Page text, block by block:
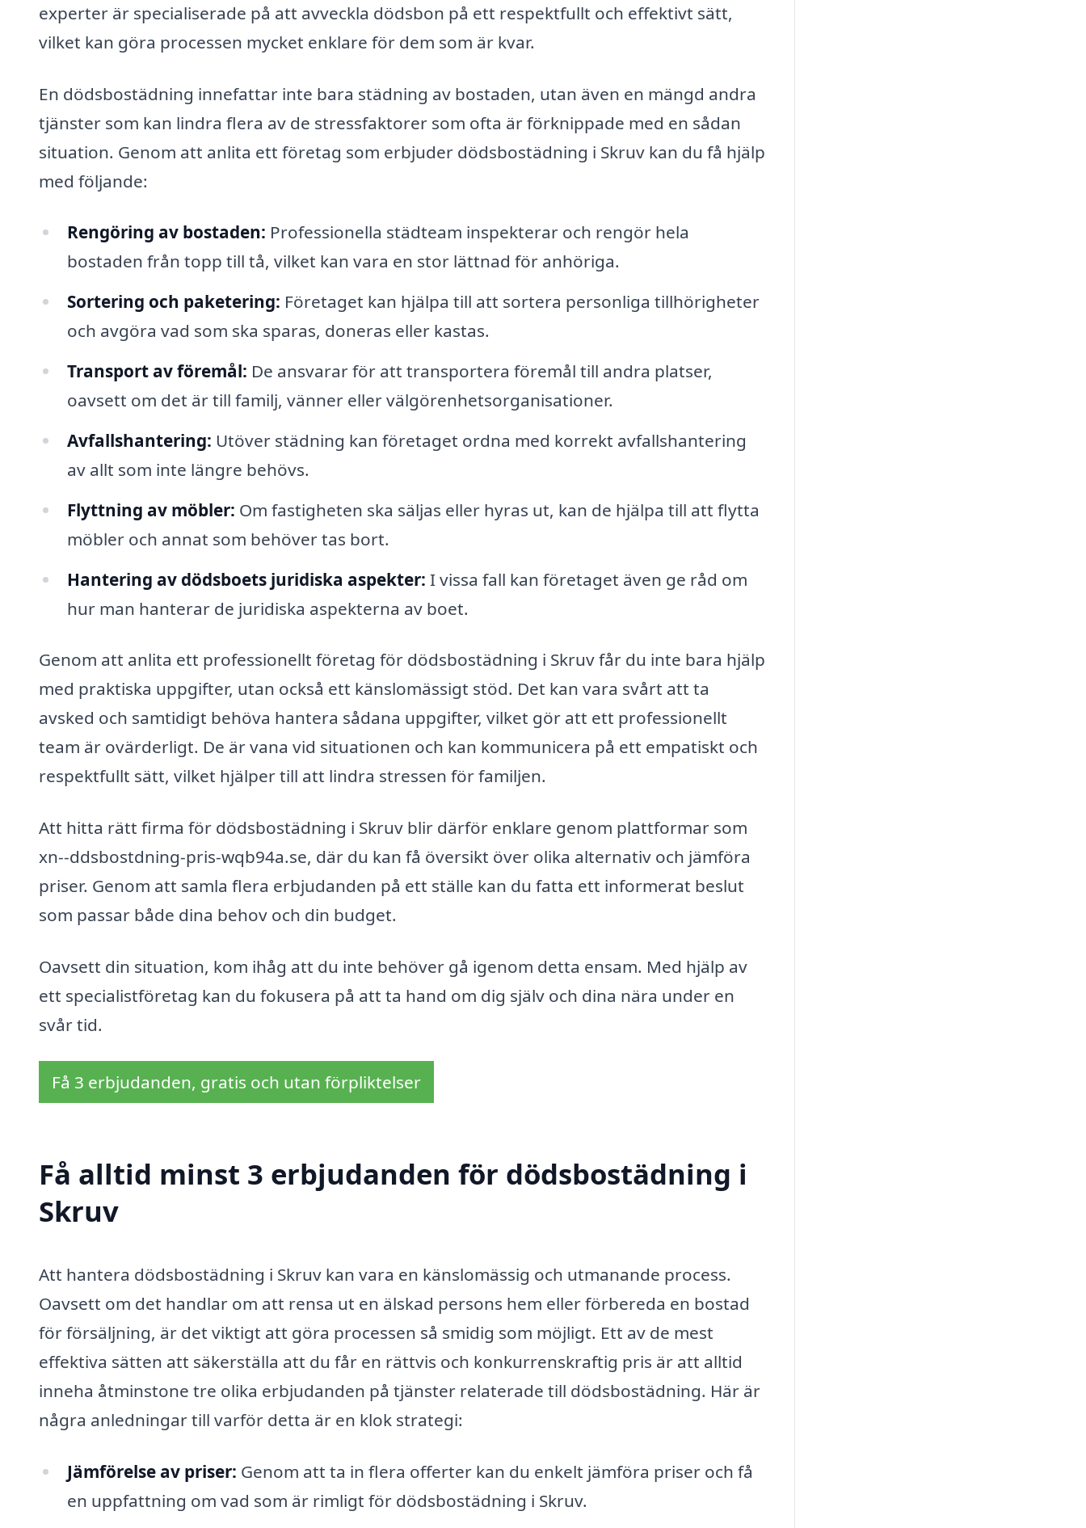
experter är specialiserade på att avveckla dödsbon på ett respektfullt och effektivt sätt,
vilket kan göra processen mycket enklare för dem som är kvar.
En dödsbostädning innefattar inte bara städning av bostaden, utan även en mängd andra
tjänster som kan lindra flera av de stressfaktorer som ofta är förknippade med en sådan
situation. Genom att anlita ett företag som erbjuder dödsbostädning i Skruv kan du få hjälp
med följande:
Rengöring av bostaden: Professionella städteam inspekterar och rengör hela
bostaden från topp till tå, vilket kan vara en stor lättnad för anhöriga.
Sortering och paketering: Företaget kan hjälpa till att sortera personliga tillhörigheter
och avgöra vad som ska sparas, doneras eller kastas.
Transport av föremål: De ansvarar för att transportera föremål till andra platser,
oavsett om det är till familj, vänner eller välgörenhetsorganisationer.
Avfallshantering: Utöver städning kan företaget ordna med korrekt avfallshantering
av allt som inte längre behövs.
Flyttning av möbler: Om fastigheten ska säljas eller hyras ut, kan de hjälpa till att flytta
möbler och annat som behöver tas bort.
Hantering av dödsboets juridiska aspekter: I vissa fall kan företaget även ge råd om
hur man hanterar de juridiska aspekterna av boet.
Genom att anlita ett professionellt företag för dödsbostädning i Skruv får du inte bara hjälp
med praktiska uppgifter, utan också ett känslomässigt stöd. Det kan vara svårt att ta
avsked och samtidigt behöva hantera sådana uppgifter, vilket gör att ett professionellt
team är ovärderligt. De är vana vid situationen och kan kommunicera på ett empatiskt och
respektfullt sätt, vilket hjälper till att lindra stressen för familjen.
Att hitta rätt firma för dödsbostädning i Skruv blir därför enklare genom plattformar som
xn--ddsbostdning-pris-wqb94a.se, där du kan få översikt över olika alternativ och jämföra
priser. Genom att samla flera erbjudanden på ett ställe kan du fatta ett informerat beslut
som passar både dina behov och din budget.
Oavsett din situation, kom ihåg att du inte behöver gå igenom detta ensam. Med hjälp av
ett specialistföretag kan du fokusera på att ta hand om dig själv och dina nära under en
svår tid.
Få 3 erbjudanden, gratis och utan förpliktelser
Få alltid minst 3 erbjudanden för dödsbostädning i
Skruv
Att hantera dödsbostädning i Skruv kan vara en känslomässig och utmanande process.
Oavsett om det handlar om att rensa ut en älskad persons hem eller förbereda en bostad
för försäljning, är det viktigt att göra processen så smidig som möjligt. Ett av de mest
effektiva sätten att säkerställa att du får en rättvis och konkurrenskraftig pris är att alltid
inneha åtminstone tre olika erbjudanden på tjänster relaterade till dödsbostädning. Här är
några anledningar till varför detta är en klok strategi:
Jämförelse av priser: Genom att ta in flera offerter kan du enkelt jämföra priser och få
en uppfattning om vad som är rimligt för dödsbostädning i Skruv.